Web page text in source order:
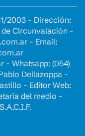
2003 - Dirección:
de Circunvalación -
- Email:
- Whatsapp: (054)
Dellazoppa -
- Editor Web:
del medio -